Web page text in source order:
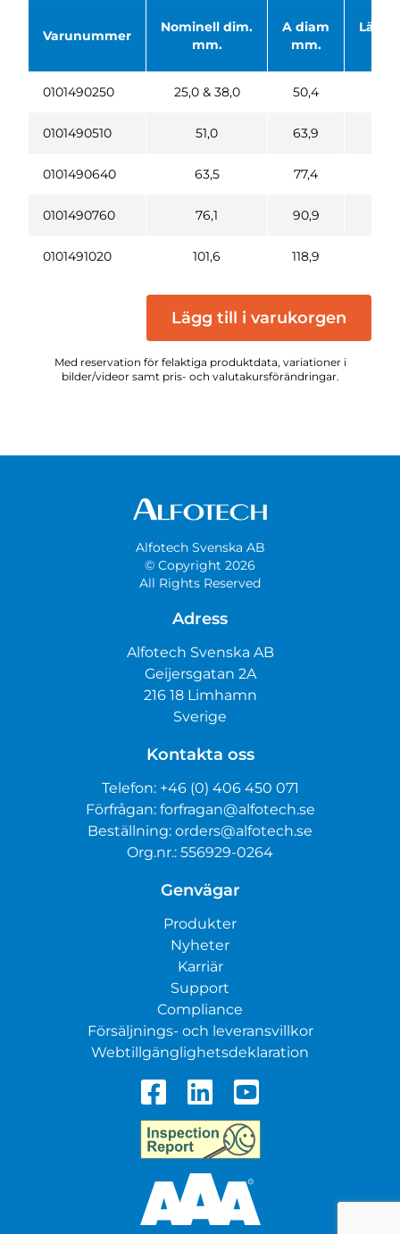
Varunummer
Nominell dim.
mm.
A diam
mm.
0101490250 25,0 & 38,0 50,4
0101490510 51,0 63,9
0101490640 63,5 77,4
0101490760 76,1 90,9
0101491020 101,6 118,9
Lägg till i varukorgen
Med reservation för felaktiga produktdata, variationer i
bilder/videor samt pris- och valutakursförändringar.
Alfotech Svenska AB
© Copyright 2026
All Rights Reserved
Adress
Alfotech Svenska AB
Geijersgatan 2A
216 18 Limhamn
Sverige
Kontakta oss
Telefon: +46 (0) 406 450 071
Förfrågan: forfragan@alfotech.se
Beställning: orders@alfotech.se
Org.nr.: 556929-0264
Genvägar
Produkter
Nyheter
Karriär
Support
Compliance
Försäljnings- och leveransvillkor
Webtillgänglighetsdeklaration